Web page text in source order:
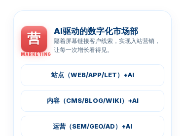
营
MARKETING
AI驱动的数字化市场部
隔着屏幕链接客户线索，实现入站营销，
让每一次增长看得见。
站点（WEB/APP/LET）+AI
内容（CMS/BLOG/WIKI）+AI
运营（SEM/GEO/AD）+AI